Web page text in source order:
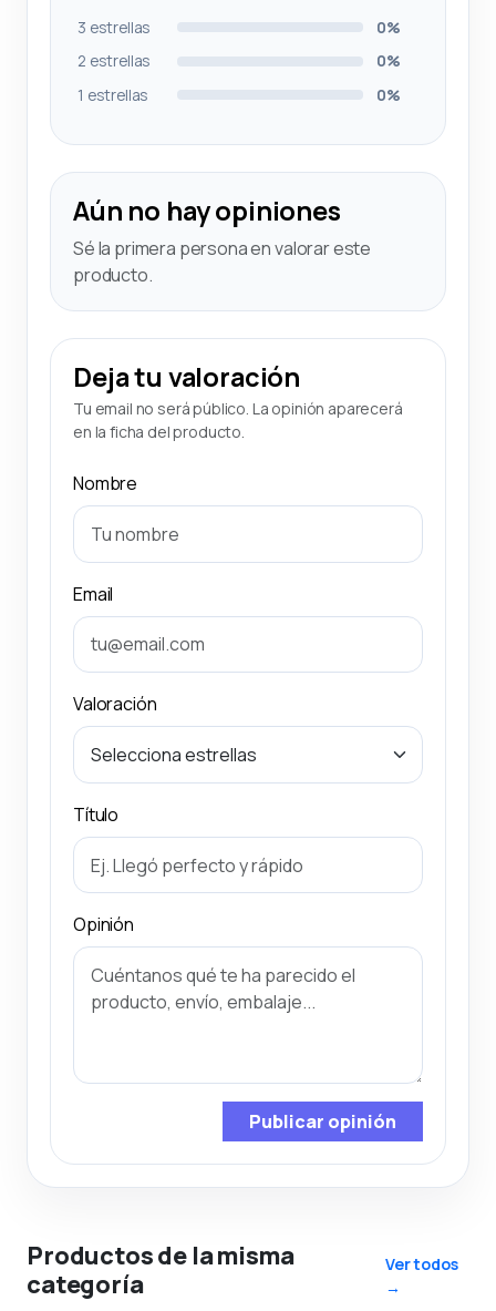
3 estrellas
0%
2 estrellas
0%
1 estrellas
0%
Aún no hay opiniones
Sé la primera persona en valorar este
producto.
Deja tu valoración
Tu email no será público. La opinión aparecerá
en la ficha del producto.
Nombre
Email
Valoración
Título
Opinión
Publicar opinión
Productos de la misma
categoría
Ver todos
→